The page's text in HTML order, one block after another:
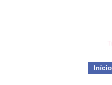
Início